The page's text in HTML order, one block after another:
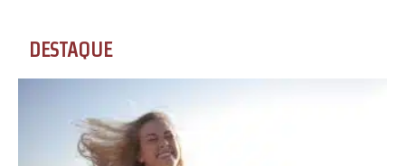
DESTAQUE